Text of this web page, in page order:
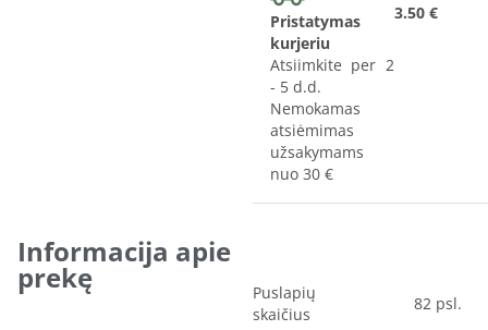
Pristatymas
kurjeriu
Atsiimkite per 2
- 5 d.d.
Nemokamas
atsiėmimas
užsakymams
nuo 30 €
3.50 €
Informacija apie
prekę
Puslapių
skaičius
82 psl.